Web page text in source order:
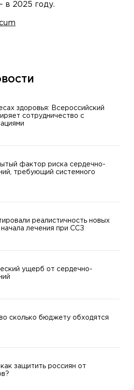
в 2025 году.
здоровья: Всероссийский
сотрудничество с
фактор риска сердечно-
требующий системного
реалистичность новых
лечения при ССЗ
ущерб от сердечно-
сколько бюджету обходятся
защитить россиян от